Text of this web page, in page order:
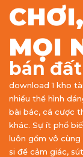
MỌI
bán
download 1 kho
nhiều thể hình
bài bác, cá cược
khác. Sự ít phổ
luôn gồm vô cùng
si để cảm giác,